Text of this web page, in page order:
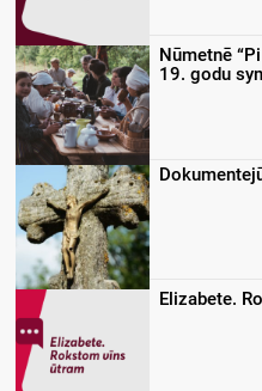
Nūmetnē
19. godu
Elizabete.